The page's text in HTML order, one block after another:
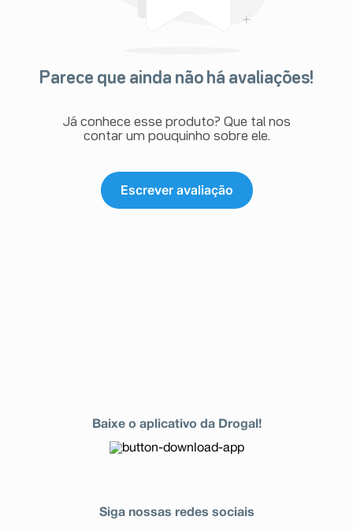
Parece que ainda não há avaliações!
Já conhece esse produto? Que tal nos
contar um pouquinho sobre ele.
Escrever avaliação
Baixe o aplicativo da Drogal!
Siga nossas redes sociais